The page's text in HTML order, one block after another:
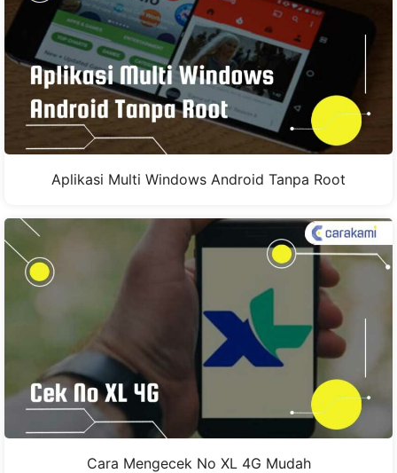
Aplikasi Multi Windows Android Tanpa Root
Cara Mengecek No XL 4G Mudah